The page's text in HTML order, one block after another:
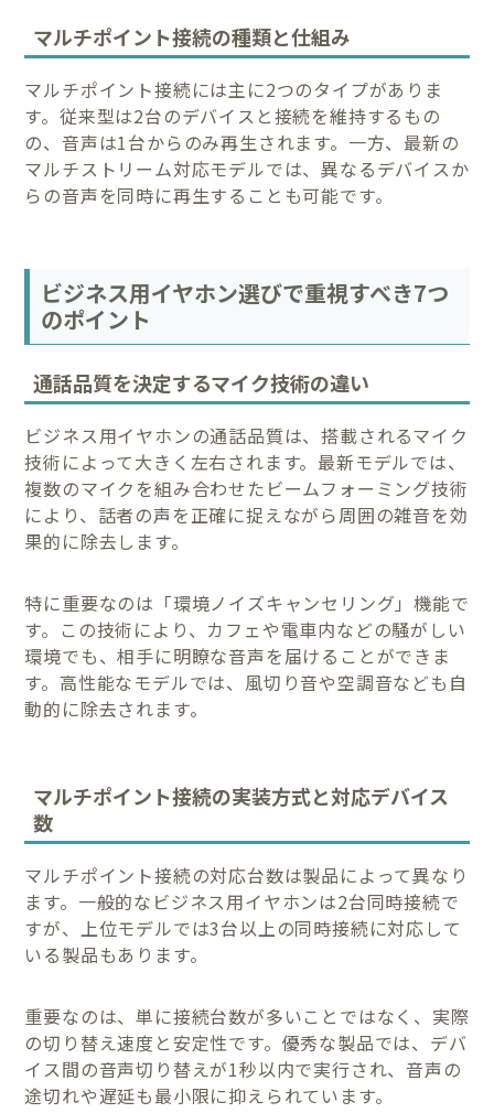
マルチポイント接続の種類と仕組み
マルチポイント接続には主に2つのタイプがありま
す。従来型は2台のデバイスと接続を維持するもの
の、音声は1台からのみ再生されます。一方、最新の
マルチストリーム対応モデルでは、異なるデバイスか
らの音声を同時に再生することも可能です。
ビジネス用イヤホン選びで重視すべき7つ
のポイント
通話品質を決定するマイク技術の違い
ビジネス用イヤホンの通話品質は、搭載されるマイク
技術によって大きく左右されます。最新モデルでは、
複数のマイクを組み合わせたビームフォーミング技術
により、話者の声を正確に捉えながら周囲の雑音を効
果的に除去します。
特に重要なのは「環境ノイズキャンセリング」機能で
す。この技術により、カフェや電車内などの騒がしい
環境でも、相手に明瞭な音声を届けることができま
す。高性能なモデルでは、風切り音や空調音なども自
動的に除去されます。
マルチポイント接続の実装方式と対応デバイス
数
マルチポイント接続の対応台数は製品によって異なり
ます。一般的なビジネス用イヤホンは2台同時接続で
すが、上位モデルでは3台以上の同時接続に対応して
いる製品もあります。
重要なのは、単に接続台数が多いことではなく、実際
の切り替え速度と安定性です。優秀な製品では、デバ
イス間の音声切り替えが1秒以内で実行され、音声の
途切れや遅延も最小限に抑えられています。